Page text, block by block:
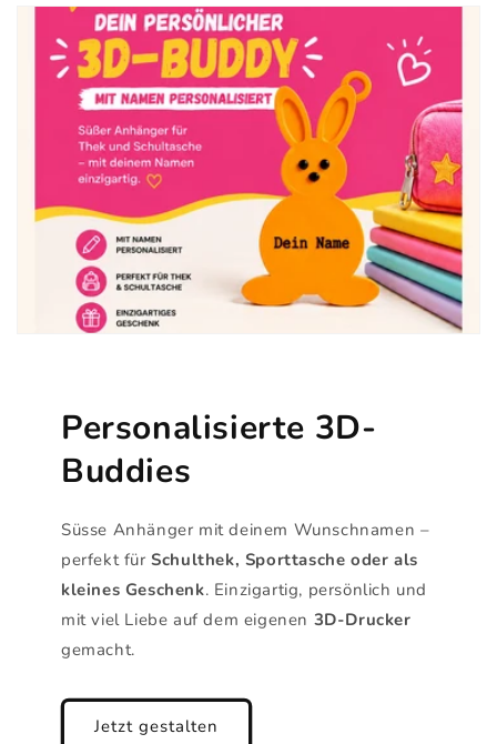
Personalisierte 3D-
Buddies
Süsse Anhänger mit deinem Wunschnamen –
perfekt fürSchulthek, Sporttasche oder als
kleines Geschenk. Einzigartig, persönlich und
mit viel Liebe auf dem eigenen 3D-Drucker
gemacht.
Jetzt gestalten